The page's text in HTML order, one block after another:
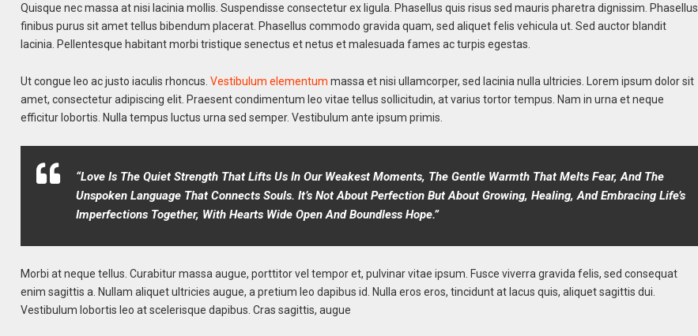
Quisque nec massa at nisi lacinia mollis. Suspendisse consectetur ex ligula. Phasellus quis risus sed mauris pharetra dignissim. Phasellus
finibus purus sit amet tellus bibendum placerat. Phasellus commodo gravida quam, sed aliquet felis vehicula ut. Sed auctor blandit
lacinia. Pellentesque habitant morbi tristique senectus et netus et malesuada fames ac turpis egestas.
Ut congue leo ac justo iaculis rhoncus.Vestibulum elementum massa et nisi ullamcorper, sed lacinia nulla ultricies. Lorem ipsum dolor sit
amet, consectetur adipiscing elit. Praesent condimentum leo vitae tellus sollicitudin, at varius tortor tempus. Nam in urna et neque
efficitur lobortis. Nulla tempus luctus urna sed semper. Vestibulum ante ipsum primis.
“Love Is The Quiet Strength That Lifts Us In Our Weakest Moments, The Gentle Warmth That Melts Fear, And The
Unspoken Language That Connects Souls. It’s Not About Perfection But About Growing, Healing, And Embracing Life’s
Imperfections Together, With Hearts Wide Open And Boundless Hope.”
Morbi at neque tellus. Curabitur massa augue, porttitor vel tempor et, pulvinar vitae ipsum. Fusce viverra gravida felis, sed consequat
enim sagittis a. Nullam aliquet ultricies augue, a pretium leo dapibus id. Nulla eros eros, tincidunt at lacus quis, aliquet sagittis dui.
Vestibulum lobortis leo at scelerisque dapibus. Cras sagittis, augue